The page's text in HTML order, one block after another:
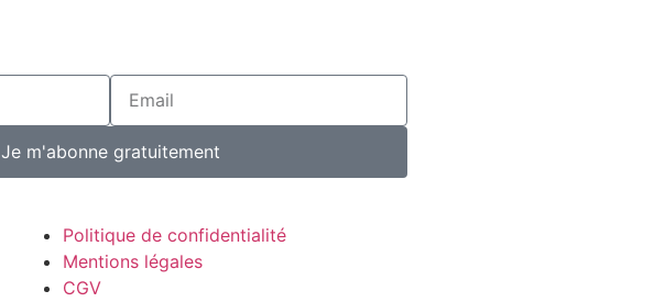
Je m'abonne gratuitement
Politique de confidentialité
Mentions légales
CGV